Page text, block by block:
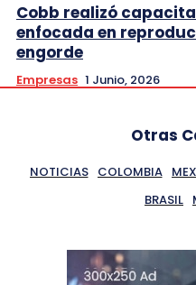
Cobb realizó
enfocada en
engorde
Empresas 1 Junio, 2026
Otras
NOTICIAS COLOMBIA
BRASIL